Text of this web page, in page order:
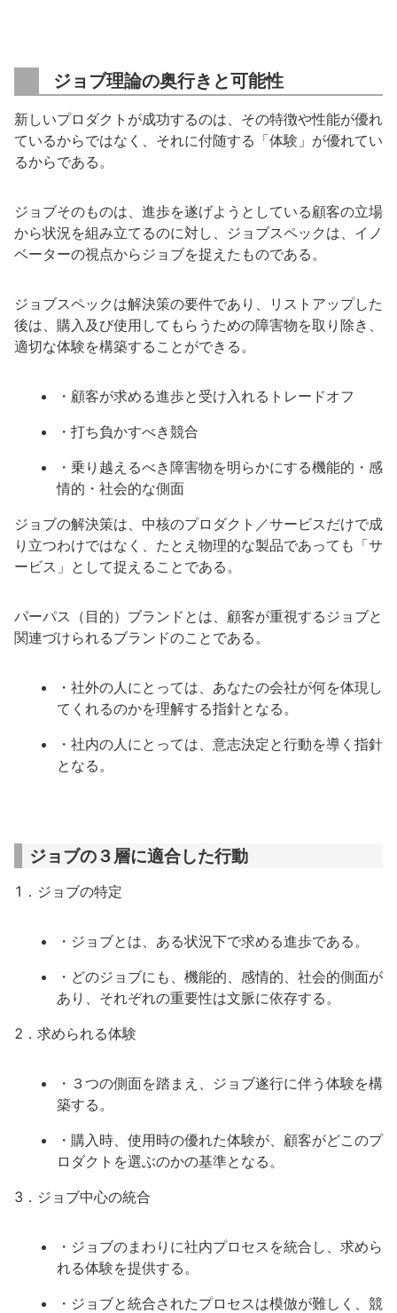
ジョブ理論の奥行きと可能性
新しいプロダクトが成功するのは、その特徴や性能が優れ
ているからではなく、それに付随する「体験」が優れてい
るからである。
ジョブそのものは、進歩を遂げようとしている顧客の立場
から状況を組み立てるのに対し、ジョブスペックは、イノ
ベーターの視点からジョブを捉えたものである。
ジョブスペックは解決策の要件であり、リストアップした
後は、購入及び使用してもらうための障害物を取り除き、
適切な体験を構築することができる。
・顧客が求める進歩と受け入れるトレードオフ
・打ち負かすべき競合
・乗り越えるべき障害物を明らかにする機能的・感
情的・社会的な側面
ジョブの解決策は、中核のプロダクト／サービスだけで成
り立つわけではなく、たとえ物理的な製品であっても「サ
ービス」として捉えることである。
パーパス（目的）ブランドとは、顧客が重視するジョブと
関連づけられるブランドのことである。
・社外の人にとっては、あなたの会社が何を体現し
てくれるのかを理解する指針となる。
・社内の人にとっては、意志決定と行動を導く指針
となる。
ジョブの３層に適合した行動
1．ジョブの特定
・ジョブとは、ある状況下で求める進歩である。
・どのジョブにも、機能的、感情的、社会的側面が
あり、それぞれの重要性は文脈に依存する。
2．求められる体験
・３つの側面を踏まえ、ジョブ遂行に伴う体験を構
築する。
・購入時、使用時の優れた体験が、顧客がどこのプ
ロダクトを選ぶのかの基準となる。
3．ジョブ中心の統合
・ジョブのまわりに社内プロセスを統合し、求めら
れる体験を提供する。
・ジョブと統合されたプロセスは模倣が難しく、競